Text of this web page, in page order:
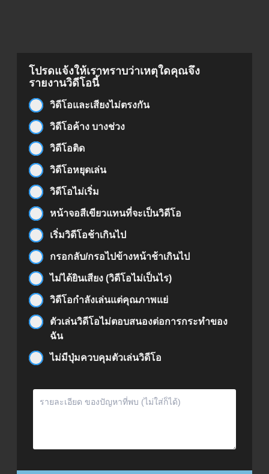
โปรดแจ้งให้เราทราบว่าเหตุใดคุณจึง
รายงานวิดีโอนี้
วิดีโอและเสียงไม่ตรงกัน
วิดีโอค้าง บางช่วง
วิดีโอติด
วิดีโอหยุดเล่น
วิดีโอไม่เริ่ม
หน้าจอสีเขียวแทนที่จะเป็นวิดีโอ
เริ่มวิดีโอช้าเกินไป
กรอกลับ/กรอไปข้างหน้าช้าเกินไป
ไม่ได้ยินเสียง (วิดีโอไม่เป็นไร)
วิดีโอกำลังเล่นแต่คุณภาพแย่
ตัวเล่นวิดีโอไม่ตอบสนองต่อการกระทำของ
ฉัน
ไม่มีปุ่มควบคุมตัวเล่นวิดีโอ